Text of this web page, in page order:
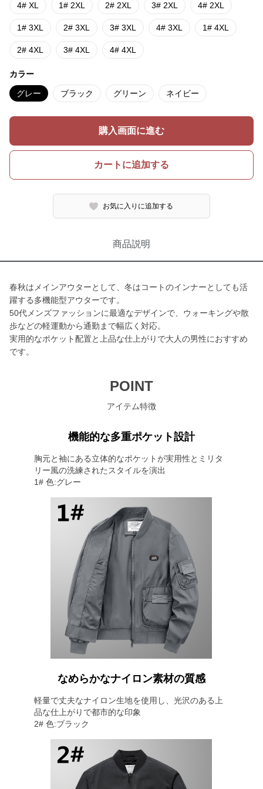
4# XL 1# 2XL 2# 2XL 3# 2XL 4# 2XL
1# 3XL 2# 3XL 3# 3XL 4# 3XL 1# 4XL
2# 4XL 3# 4XL 4# 4XL
カラー
グレー ブラック グリーン ネイビー
購入画面に進む
カートに追加する
お気に入りに追加する
商品説明
春秋はメインアウターとして、冬はコートのインナーとしても活
躍する多機能型アウターです。
50代メンズファッションに最適なデザインで、ウォーキングや散
歩などの軽運動から通勤まで幅広く対応。
実用的なポケット配置と上品な仕上がりで大人の男性におすすめ
です。
POINT
アイテム特徴
機能的な多重ポケット設計
胸元と袖にある立体的なポケットが実用性とミリタ
リー風の洗練されたスタイルを演出
1# 色:グレー
なめらかなナイロン素材の質感
軽量で丈夫なナイロン生地を使用し、光沢のある上
品な仕上がりで都市的な印象
2# 色:ブラック